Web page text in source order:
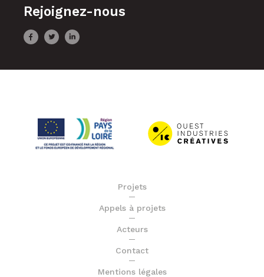
Rejoignez-nous
Projets
Appels à projets
Acteurs
Contact
Mentions légales